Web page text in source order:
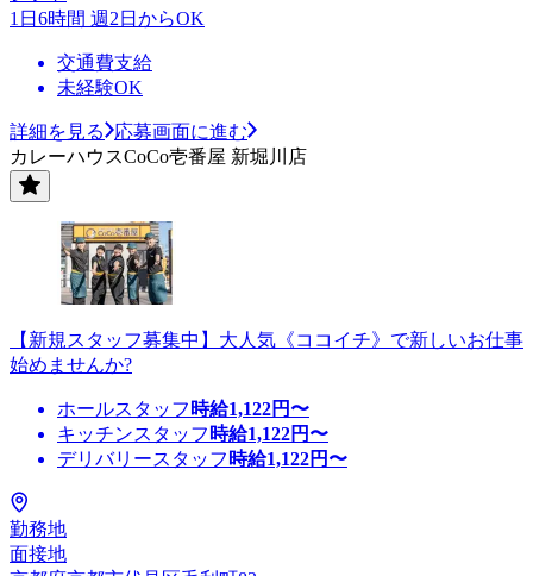
1日6時間 週2日からOK
交通費支給
未経験OK
詳細を見る
応募画面に進む
カレーハウスCoCo壱番屋 新堀川店
【新規スタッフ募集中】大人気《ココイチ》で新しいお仕事
始めませんか?
ホールスタッフ 時給1,122円〜
キッチンスタッフ 時給1,122円〜
デリバリースタッフ 時給1,122円〜
勤務地
面接地